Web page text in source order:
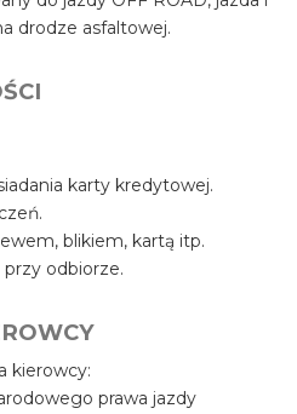
drodze asfaltowej.
karty kredytowej.
blikiem, kartą itp.
przy odbiorze.
kierowcy:
prawa jazdy